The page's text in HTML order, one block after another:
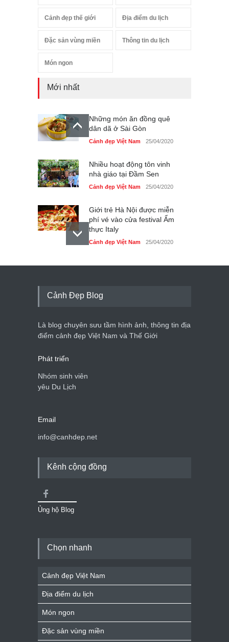
Cảnh đẹp thế giới Địa điểm du lịch
Đặc sản vùng miền Thông tin du lịch
Món ngon
Mới nhất
Những món ăn đồng quê
dân dã ở Sài Gòn
Cảnh đẹp Việt Nam 25/04/2020
Nhiều hoạt động tôn vinh
nhà giáo tại Đầm Sen
Cảnh đẹp Việt Nam 25/04/2020
Giới trẻ Hà Nội được miễn
phí vé vào cửa festival Ẩm
thực Italy
Cảnh đẹp Việt Nam 25/04/2020
Tam giác mạch khoe sắc
du lịch quốc gia
Cảnh đẹp Việt Nam 24/04/2020
Cảnh Đẹp Blog
Là blog chuyên sưu tầm hình ảnh, thông tin địa
điểm cảnh đẹp Việt Nam và Thế Giới
Phát triển
Nhóm sinh viên
yêu Du Lịch
Email
info@canhdep.net
Kênh cộng đồng
Ủng hộ Blog
Chọn nhanh
Cảnh đẹp Việt Nam
Địa điểm du lịch
Món ngon
Đặc sản vùng miền